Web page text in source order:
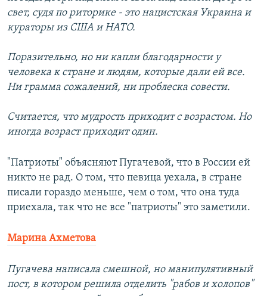
свет, судя по риторике - это нацистская Украина и
кураторы из США и НАТО.
Поразительно, но ни капли благодарности у
человека к стране и людям, которые дали ей все.
Ни грамма сожалений, ни проблеска совести.
Считается, что мудрость приходит с возрастом. Но
иногда возраст приходит один.
"Патриоты" объясняют Пугачевой, что в России ей
никто не рад. О том, что певица уехала, в стране
писали гораздо меньше, чем о том, что она туда
приехала, так что не все "патриоты" это заметили.
Марина Ахметова
Пугачева написала смешной, но манипулятивный
пост, в котором решила отделить "рабов и холопов"